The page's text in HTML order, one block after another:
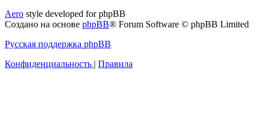
администрацией
Aero style developed for phpBB
Создано на основе phpBB® Forum Software © phpBB Limited
Русская поддержка phpBB
Конфиденциальность | Правила